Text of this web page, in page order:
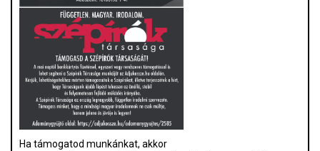
Ha támogatod munkánkat, akkor